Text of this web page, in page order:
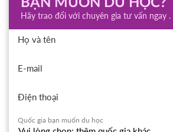
BẠN MUỐN DU HỌC?
Hãy trao đổi với chuyên gia tư vấn ngay .
Họ và tên
E-mail
Điện thoại
Quốc gia bạn muốn du học